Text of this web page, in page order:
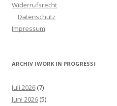
Widerrufsrecht
Datenschutz
Impressum
ARCHIV (WORK IN PROGRESS)
Juli 2026 (7)
Juni 2026 (5)